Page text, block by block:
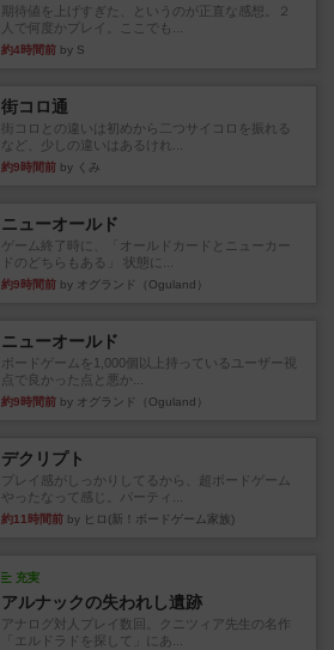
期待値を上げすぎた、というのが正直な感想。２
人で何度かプレイ。ここでも...
約4時間前 by S
街コロ通
街コロとの違いは初めから二つサイコロを振れる
など、少しの違いはあるけれ...
約9時間前 by くみ
ニューオールド
ゲーム終了時に、「オールドカードとニューカー
ドのどちらもある」 状態に...
約9時間前 by オグランド（Oguland）
ニューオールド
ボードゲームを1,000個以上持っているユーザー視
点で良かった点と悪か...
約9時間前 by オグランド（Oguland）
デクリプト
プレイ感がしっかりしてるから、超ボードゲーム
やったなって感じ。パーティ...
約11時間前 by ヒロ(新！ボードゲーム家族)
充実
アルナックの失われし遺跡
アナログ対人プレイ数回。クニツィア先生の名作
「エルドラドを探して」にあ...